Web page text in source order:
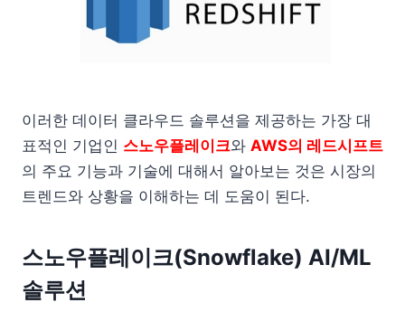
이러한 데이터 클라우드 솔루션을 제공하는 가장 대
표적인 기업인 스노우플레이크와 AWS의 레드시프트
의 주요 기능과 기술에 대해서 알아보는 것은 시장의
트렌드와 상황을 이해하는 데 도움이 된다.
스노우플레이크(Snowflake) AI/ML
솔루션